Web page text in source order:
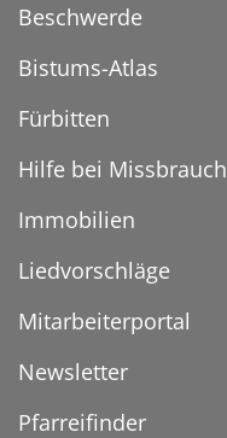
Beschwerde
Bistums-Atlas
Fürbitten
Hilfe bei Missbrauch
Immobilien
Liedvorschläge
Mitarbeiterportal
Newsletter
Pfarreifinder